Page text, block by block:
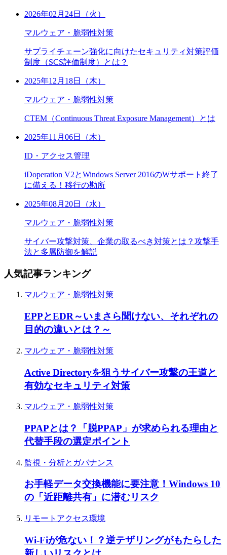
2026年02月24日（火）
マルウェア・脆弱性対策
サプライチェーン強化に向けたセキュリティ対策評価
制度（SCS評価制度）とは？
2025年12月18日（木）
マルウェア・脆弱性対策
CTEM（Continuous Threat Exposure Management）とは
2025年11月06日（木）
ID・アクセス管理
iDoperation V2とWindows Server 2016のWサポート終了
に備える！移行の勘所
2025年08月20日（水）
マルウェア・脆弱性対策
サイバー攻撃対策、企業の取るべき対策とは？攻撃手
法と多層防御を解説
人気記事ランキング
マルウェア・脆弱性対策
EPPとEDR～いまさら聞けない、それぞれの
目的の違いとは？～
マルウェア・脆弱性対策
Active Directoryを狙うサイバー攻撃の王道と
有効なセキュリティ対策
マルウェア・脆弱性対策
PPAPとは？「脱PPAP」が求められる理由と
代替手段の選定ポイント
監視・分析とガバナンス
お手軽データ交換機能に要注意！Windows 10
の「近距離共有」に潜むリスク
リモートアクセス環境
Wi-Fiが危ない！？逆テザリングがもたらした